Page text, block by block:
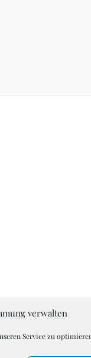
verwalten
Service zu